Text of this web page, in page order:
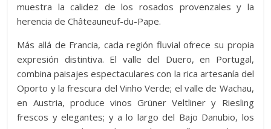
muestra la calidez de los rosados ​​provenzales y la
herencia de Châteauneuf-du-Pape.
Más allá de Francia, cada región fluvial ofrece su propia
expresión distintiva. El valle del Duero, en Portugal,
combina paisajes espectaculares con la rica artesanía del
Oporto y la frescura del Vinho Verde; el valle de Wachau,
en Austria, produce vinos Grüner Veltliner y Riesling
frescos y elegantes; y a lo largo del Bajo Danubio, los